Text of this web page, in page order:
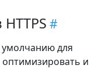
для
оптимизировать и